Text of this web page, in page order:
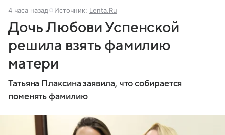
4 часа назад Источник: Lenta.Ru
Дочь Любови Успенской
решила взять фамилию
матери
Татьяна Плаксина заявила, что собирается
поменять фамилию